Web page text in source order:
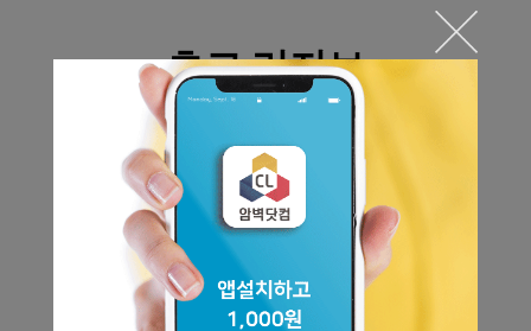
쵸크 리저브
Chalk Reserve
블랙다이아몬드 쵸크백